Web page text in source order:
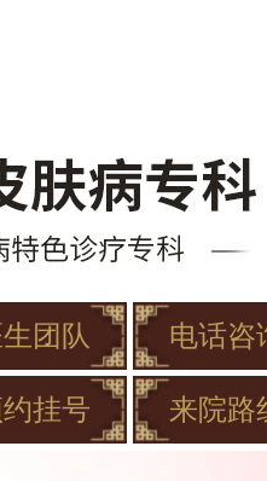
团队 电话咨
挂号 来院路